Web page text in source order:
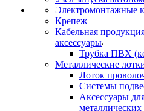
Электромонтажные
Крепеж
Кабельная
аксессуары
Трубка ПВХ
Металлические
Лоток
Системы
Аксессуары
металлических